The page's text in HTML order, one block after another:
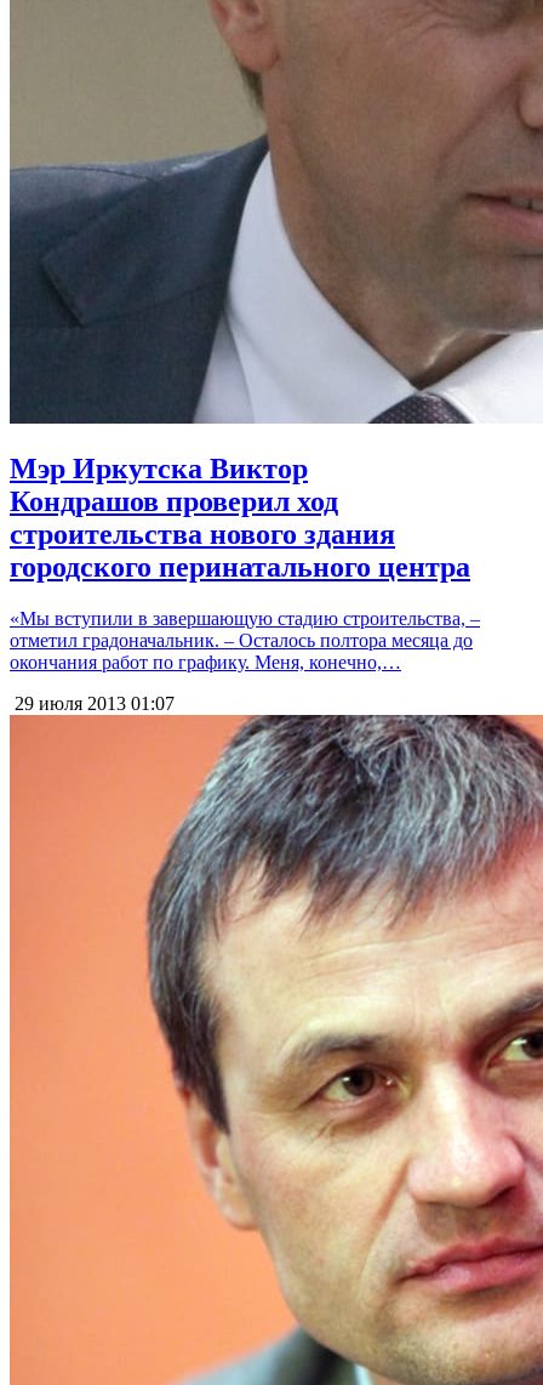
Мэр Иркутска Виктор
Кондрашов проверил ход
строительства нового здания
городского перинатального центра
«Мы вступили в завершающую стадию строительства, –
отметил градоначальник. – Осталось полтора месяца до
окончания работ по графику. Меня, конечно,…
29 июля 2013 01:07